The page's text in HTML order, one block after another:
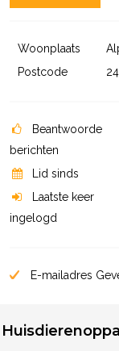
Woonplaats
Postcode
Beantwoorde
berichten
Lid sinds
Laatste keer
ingelogd
E-mailadres